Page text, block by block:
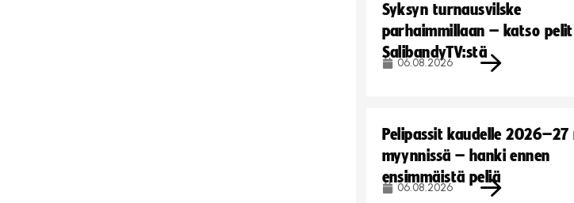
Syksyn turnausvilske
parhaimmillaan – katso pelit
SalibandyTV:stä
06.08.2026
Pelipassit kaudelle
myynnissä – hanki ennen
ensimmäistä peliä
06.08.2026